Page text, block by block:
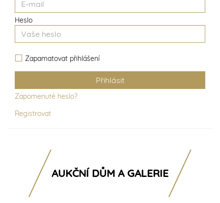
Heslo
Zapamatovat přihlášení
Zapomenuté heslo?
Registrovat
AUKČNÍ DŮM A GALERIE